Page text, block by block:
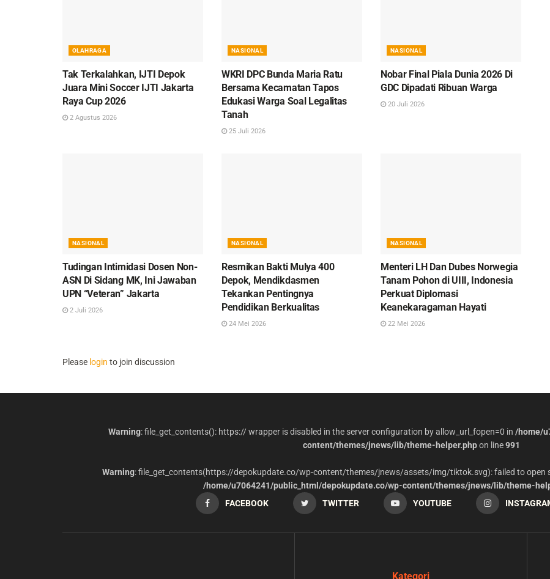
OLAHRAGA
Tak Terkalahkan, IJTI Depok
Juara Mini Soccer IJTI Jakarta
Raya Cup 2026
2 Agustus 2026
NASIONAL
WKRI DPC Bunda Maria Ratu
Bersama Kecamatan Tapos
Edukasi Warga Soal Legalitas
Tanah
25 Juli 2026
NASIONAL
Nobar Final Piala Dunia 2026 Di
GDC Dipadati Ribuan Warga
20 Juli 2026
NASIONAL
Tudingan Intimidasi Dosen Non-
ASN Di Sidang MK, Ini Jawaban
UPN “Veteran” Jakarta
2 Juli 2026
NASIONAL
Resmikan Bakti Mulya 400
Depok, Mendikdasmen
Tekankan Pentingnya
Pendidikan Berkualitas
24 Mei 2026
NASIONAL
Menteri LH Dan Dubes Norwegia
Tanam Pohon di UIII, Indonesia
Perkuat Diplomasi
Keanekaragaman Hayati
22 Mei 2026
Please login to join discussion
Warning: file_get_contents(): https:// wrapper is disabled in the server configuration by allow_url_fopen=0 in /home/
content/themes/jnews/lib/theme-helper.phpon line991
Warning: file_get_contents(https://depokupdate.co/wp-content/themes/jnews/assets/img/tiktok.svg): failed to open
/home/u7064241/public_html/depokupdate.co/wp-content/themes/jnews/lib/theme-
FACEBOOK
TWITTER YOUTUBE
Kategori